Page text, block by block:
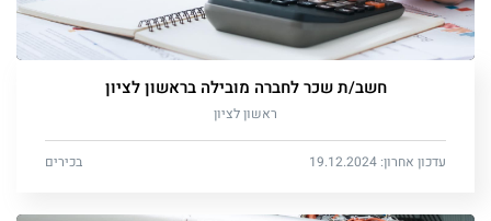
חשב/ת שכר לחברה מובילה בראשון לציון
ראשון לציון
עדכון אחרון: 19.12.2024 בכירים